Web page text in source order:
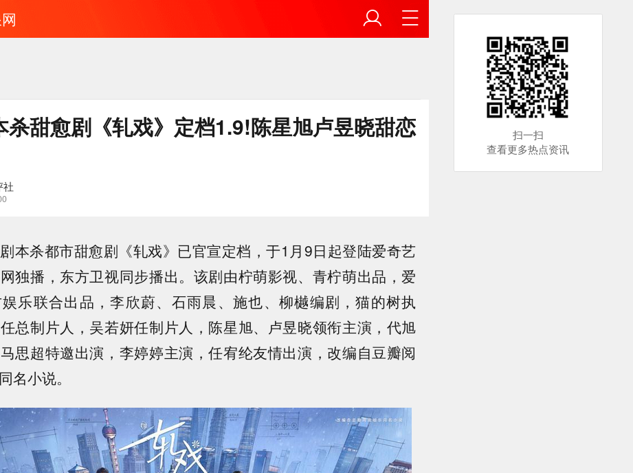
杀甜愈剧《轧戏》定档1.9!陈星旭卢昱晓甜恋
社
本杀都市甜愈剧《轧戏》已官宣定档，于1月9日起登陆爱奇艺
独播，东方卫视同步播出。该剧由柠萌影视、青柠萌出品，爱
乐联合出品，李欣蔚、石雨晨、施也、柳樾编剧，猫的树执
总制片人，吴若妍任制片人，陈星旭、卢昱晓领衔主演，代旭
思超特邀出演，李婷婷主演，任宥纶友情出演，改编自豆瓣阅
名小说。
扫一扫
查看更多热点资讯